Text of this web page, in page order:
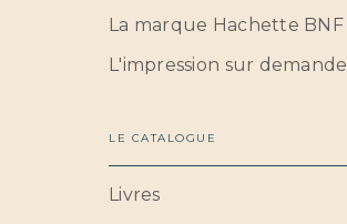
La marque Hachette BNF
L'impression sur demande
LE CATALOGUE
Livres